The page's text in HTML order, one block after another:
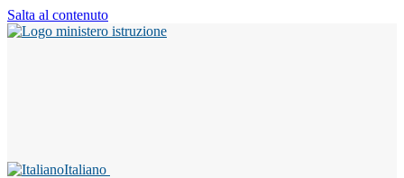
Salta al contenuto
Italiano